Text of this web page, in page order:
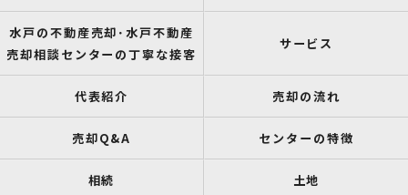
水戸の不動産売却･水戸不動産
売却相談センターの丁寧な接客
サービス
代表紹介 売却の流れ
売却Q&A センターの特徴
相続 土地